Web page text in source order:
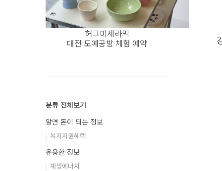
허그미세라믹
대전 도예공방 체험 예약
분류 전체보기
알면 돈이 되는 정보
복지지원혜택
유용한 정보
재생에너지